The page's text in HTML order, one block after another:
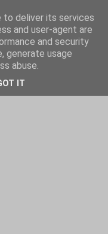
to deliver its services
and user-agent are
and security
generate usage
abuse.
IT